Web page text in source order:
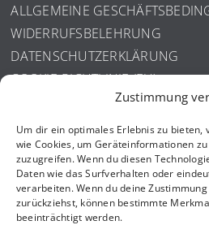
Zustimmung
Um dir ein optimales Erlebnis zu bieten,
wie Cookies, um Geräteinformationen
zuzugreifen. Wenn du diesen
Daten wie das Surfverhalten oder
verarbeiten. Wenn du deine
zurückziehst, können bestimmte
beeinträchtigt werden.
ALLGEMEINE
WIDERRUFSBELEHRUNG
DATENSCHUTZERKLÄRUNG
COOKIE-RICHTLINIE (EU)
ISO ZERTIFIZIERUNG